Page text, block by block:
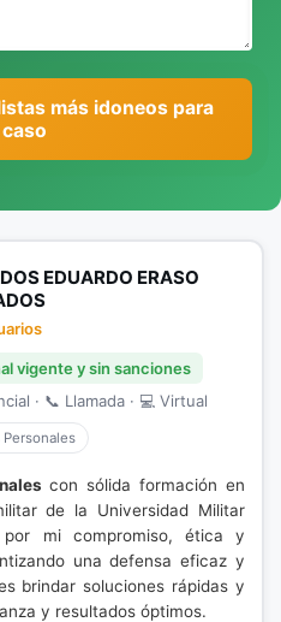
más idoneos para
EDUARDO ERASO
vigente y sin sanciones
· 📞 Llamada · 💻 Virtual
con sólida formación en
de la Universidad Militar
por mi compromiso, ética y
una defensa eficaz y
brindar soluciones rápidas y
y resultados óptimos.